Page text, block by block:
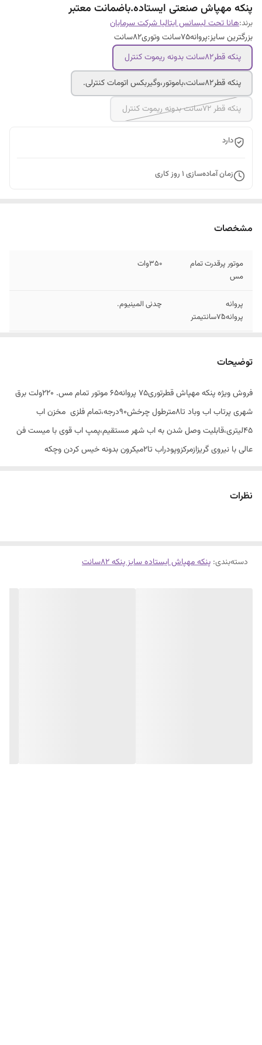
پنکه مهپاش صنعتی ایستاده.باضمانت معتبر
برند:هانا تحت لیسانس ایتالیا شرکت سرمابان
بزرگترین سایز:پروانه۷۵سانت وتوری۸۲سانت
پنکه قطر۸۲سانت بدونه ریموت کنترل
پنکه قطر۸۲سانت،باموتور،وگیربکس اتومات کنترلی.
پنکه قطر ۷۲سانت بدونه ریموت کنترل
دارد
زمان آماده‌سازی 1 روز کاری
مشخصات
موتور پرقدرت تمام
مس
۳۵۰وات
پروانه
پروانه۷۵ُسانتیمتر
چدنی المینیوم.
فروش
توضیحات
فروش ویژه پنکه مهپاش قطرتوری۷۵ پروانه۶۵ موتور تمام مس. ۲۲۰ولت برق
شهری پرتاب اب وباد تا۸مترطول چرخش۹۰درجه،تمام فلزی مخزن اب
۴۵لیتری،قابلیت وصل شدن به اب شهر مستقیم،پمپ اب قوی با میست فن
عالی با نیروی گریزازمرکزوپودراب تا۲میکرون بدونه خیس کردن وچکه
۱۰ساله شرکت سرمابان
نظرات
دسته‌بندی: پنکه مهپاش ایستاده سایز پنکه ۸۲سانت